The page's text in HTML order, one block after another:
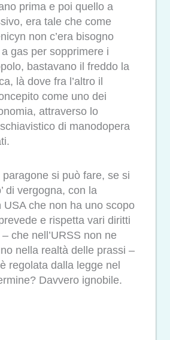
prima e poi quello a
era tale che come
non c’era bisogno
gas per sopprimere i
bastavano il freddo la
là dove fra l’altro il
come uno dei
attraverso lo
di manodopera
si può fare, se si
di vergogna, con la
USA che non ha uno scopo
e rispetta vari diritti
che nell’URSS non ne
nella realtà delle prassi –
regolata dalla legge nel
Davvero ignobile.